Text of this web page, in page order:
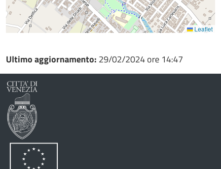
Leaflet
Ultimo aggiornamento: 29/02/2024 ore 14:47